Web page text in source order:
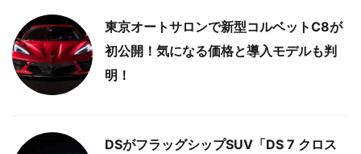
東京オートサロンで新型コルベットC8が
初公開！気になる価格と導入モデルも判
明！
DSがフラッグシップSUV「DS 7 クロス